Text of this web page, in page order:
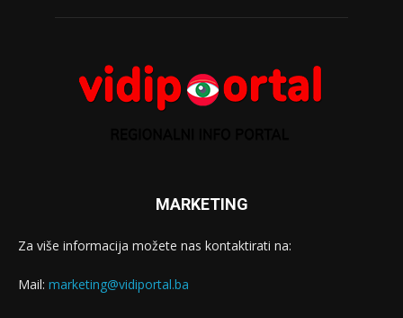
MARKETING
Za više informacija možete nas kontaktirati na:
Mail: marketing@vidiportal.ba